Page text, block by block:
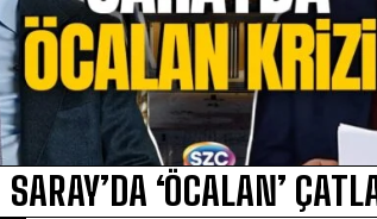
SARAY’DA ‘ÖCALAN’